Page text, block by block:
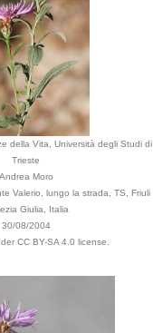
della Vita, Università degli Studi di
Trieste
Andrea Moro
Valerio, lungo la strada, TS, Friuli
Giulia, Italia
30/08/2004
CC BY-SA 4.0 license.